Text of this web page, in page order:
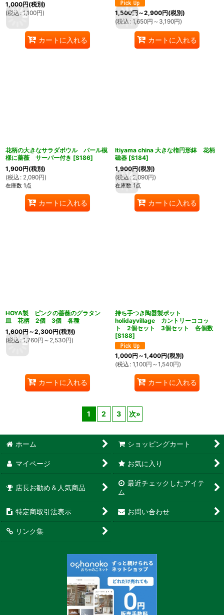
1,000円(税別)
(税込 : 1,100円)
カートに入れる
1,500円 ～2,900円(税別)
(税込 : 1,650円 ～3,190円)
カートに入れる
花柄の大きなサラダボウル パール模
様に薔薇 サーバー付き [S186]
1,900円(税別)
(税込 : 2,090円)
在庫数 1点
カートに入れる
ltiyama china 大きな楕円形鉢 花柄
磁器 [S184]
1,900円(税別)
(税込: 2,090円)
在庫数 1点
カートに入れる
HOYA製 ピンクの薔薇のグラタン
皿 花柄 2個 3個 各種
1,600円 ～2,300円(税別)
(税込: 1,760円 ～2,530円)
カートに入れる
持ち手つき陶器製ポット
holidayvillage カントリーココッ
ト 2個セット 3個セット 各個数
[S188]
1,000円 ～1,400円(税別)
(税込 : 1,100円 ～1,540円)
カートに入れる
1 2 3 次»
ホーム ショッピングカート
マイページ お気に入り
店長お勧め＆人気商品
最近チェックしたアイテ
ム
特定商取引法表示 お問い合わせ
リンク集